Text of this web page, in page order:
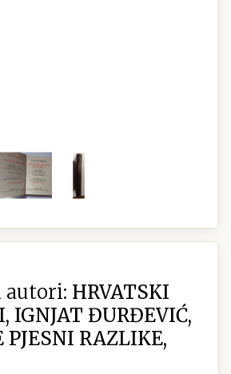
autori: HRVATSKI
IGNJAT ĐURĐEVIĆ,
RAZLIKE,